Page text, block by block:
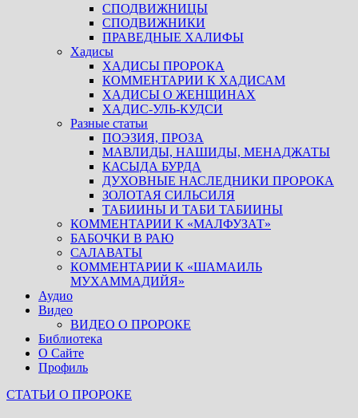
СПОДВИЖНИЦЫ
СПОДВИЖНИКИ
ПРАВЕДНЫЕ ХАЛИФЫ
Хадисы
ХАДИСЫ ПРОРОКА
КОММЕНТАРИИ К ХАДИСАМ
ХАДИСЫ О ЖЕНЩИНАХ
ХАДИС-УЛЬ-КУДСИ
Разные статьи
ПОЭЗИЯ, ПРОЗА
МАВЛИДЫ, НАШИДЫ, МЕНАДЖАТЫ
КАСЫДА БУРДА
ДУХОВНЫЕ НАСЛЕДНИКИ ПРОРОКА
ЗОЛОТАЯ СИЛЬСИЛЯ
ТАБИИНЫ И ТАБИ ТАБИИНЫ
КОММЕНТАРИИ К «МАЛФУЗАТ»
БАБОЧКИ В РАЮ
САЛАВАТЫ
КОММЕНТАРИИ К «ШАМАИЛЬ
МУХАММАДИЙЯ»
Аудио
Видео
ВИДЕО О ПРОРОКЕ
Библиотека
О Сайте
Профиль
СТАТЬИ О ПРОРОКЕ